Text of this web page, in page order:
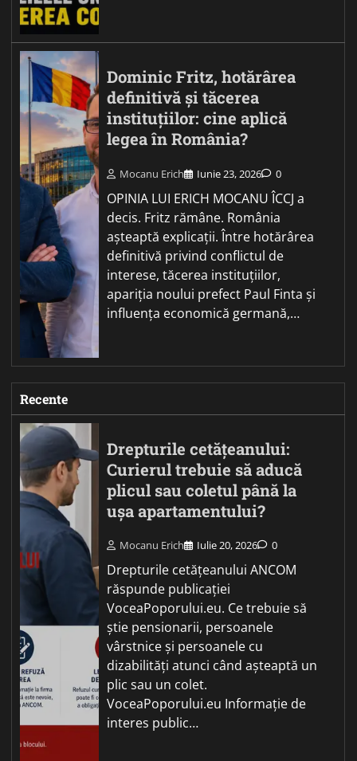
Dominic Fritz, hotărârea
definitivă și tăcerea
instituțiilor: cine aplică
legea în România?
Mocanu Erich Iunie 23, 2026 0
OPINIA LUI ERICH MOCANU ÎCCJ a
decis. Fritz rămâne. România
așteaptă explicații. Între hotărârea
definitivă privind conflictul de
interese, tăcerea instituțiilor,
apariția noului prefect Paul Finta și
influența economică germană,…
Recente
Drepturile cetățeanului:
Curierul trebuie să aducă
plicul sau coletul până la
ușa apartamentului?
Mocanu Erich Iulie 20, 2026 0
Drepturile cetățeanului ANCOM
răspunde publicației
VoceaPoporului.eu. Ce trebuie să
știe pensionarii, persoanele
vârstnice și persoanele cu
dizabilități atunci când așteaptă un
plic sau un colet.
VoceaPoporului.eu Informație de
interes public…